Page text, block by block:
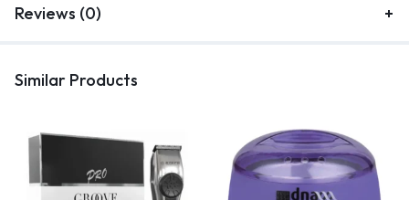
Reviews (0)
Similar Products